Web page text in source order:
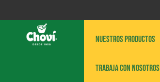
NUESTROS PRODUCTOS
Trabaja con nosotros